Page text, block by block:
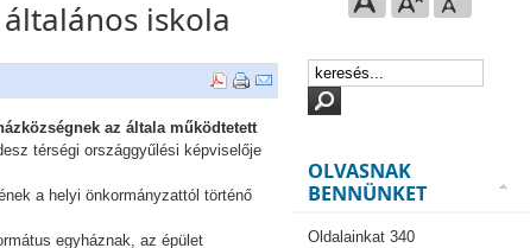
iskola
az általa működtetett
térségi országgyűlési képviselője
a helyi önkormányzattól történő
egyháznak, az épület
OLVASNAK
BENNÜNKET
Oldalainkat 340